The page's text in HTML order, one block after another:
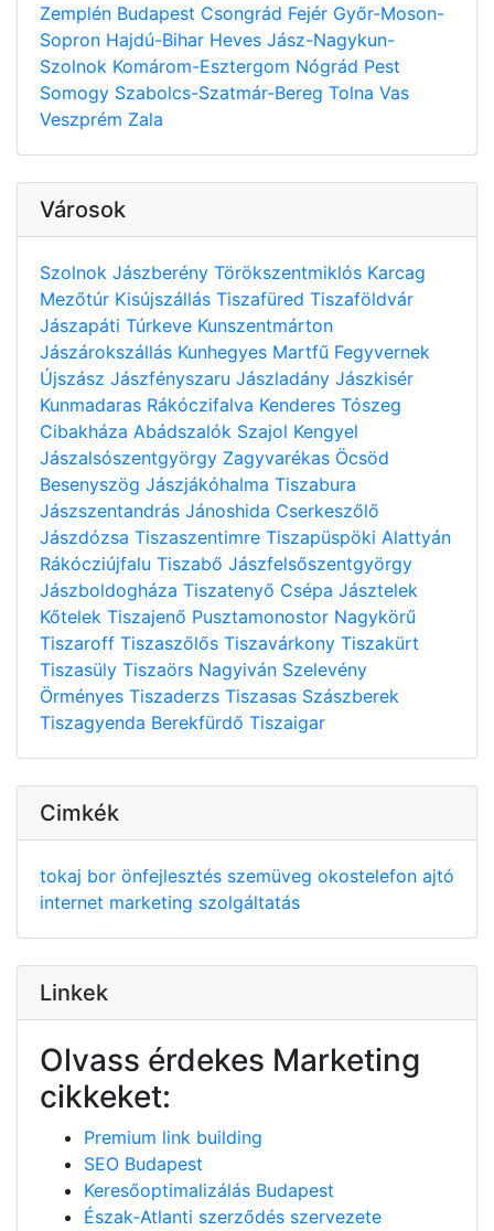
Zemplén Budapest Csongrád Fejér Győr-Moson-
Sopron Hajdú-Bihar Heves Jász-Nagykun-
Szolnok Komárom-Esztergom Nógrád Pest
Somogy Szabolcs-Szatmár-Bereg Tolna Vas
Veszprém Zala
Városok
Szolnok Jászberény Törökszentmiklós Karcag
Mezőtúr Kisújszállás Tiszafüred Tiszaföldvár
Jászapáti Túrkeve Kunszentmárton
Jászárokszállás Kunhegyes Martfű Fegyvernek
Újszász Jászfényszaru Jászladány Jászkisér
Kunmadaras Rákóczifalva Kenderes Tószeg
Cibakháza Abádszalók Szajol Kengyel
Jászalsószentgyörgy Zagyvarékas Öcsöd
Besenyszög Jászjákóhalma Tiszabura
Jászszentandrás Jánoshida Cserkeszőlő
Jászdózsa Tiszaszentimre Tiszapüspöki Alattyán
Rákócziújfalu Tiszabő Jászfelsőszentgyörgy
Jászboldogháza Tiszatenyő Csépa Jásztelek
Kőtelek Tiszajenő Pusztamonostor Nagykörű
Tiszaroff Tiszaszőlős Tiszavárkony Tiszakürt
Tiszasüly Tiszaörs Nagyiván Szelevény
Örményes Tiszaderzs Tiszasas Szászberek
Tiszagyenda Berekfürdő Tiszaigar
Cimkék
tokaj bor önfejlesztés szemüveg okostelefon ajtó
internet marketing szolgáltatás
Linkek
Olvass érdekes Marketing
cikkeket:
Premium link building
SEO Budapest
Keresőoptimalizálás Budapest
Észak-Atlanti szerződés szervezete